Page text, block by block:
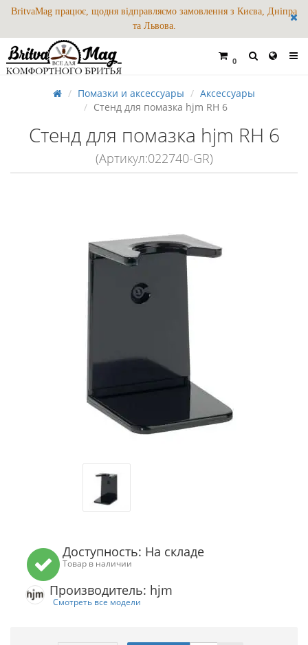
BritvaMag працює, щодня відправляємо замовлення з Києва, Дніпра
та Львова.
0
Помазки и аксессуары
Аксессуары
Стенд для помазка hjm RH 6
Стенд для помазка hjm RH 6
(Артикул:022740-GR)
Доступность: На складе
Товар в наличии
Производитель: hjm
Смотреть все модели